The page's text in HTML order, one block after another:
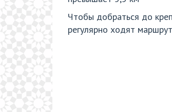
Чтобы добраться до
регулярно ходят